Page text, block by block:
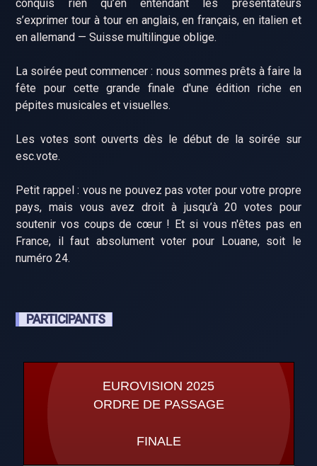
conquis rien qu’en entendant les présentateurs
s’exprimer tour à tour en anglais, en français, en italien et
en allemand — Suisse multilingue oblige.
La soirée peut commencer : nous sommes prêts à faire la
fête pour cette grande finale d'une édition riche en
pépites musicales et visuelles.
Les votes sont ouverts dès le début de la soirée sur
esc.vote.
Petit rappel : vous ne pouvez pas voter pour votre propre
pays, mais vous avez droit à jusqu’à 20 votes pour
soutenir vos coups de cœur ! Et si vous n'êtes pas en
France, il faut absolument voter pour Louane, soit le
numéro 24.
PARTICIPANTS
EUROVISION 2025
ORDRE DE PASSAGE
FINALE